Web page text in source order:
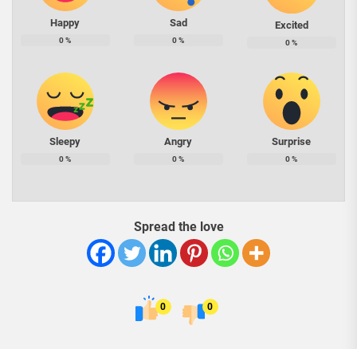
Happy
0%
Sad
0%
Excited
0%
Sleepy
0%
Angry
0%
Surprise
0%
Spread the love
0 0